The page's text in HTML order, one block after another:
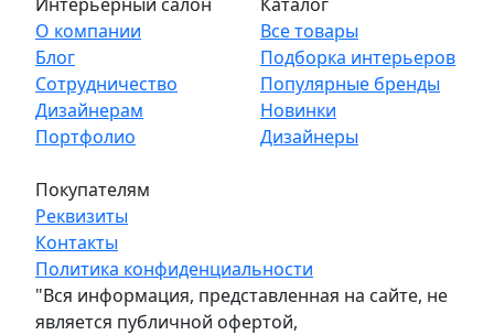
О компании
Блог
Сотрудничество
Дизайнерам
Портфолио
Все товары
Подборка интерьеров
Популярные бренды
Новинки
Дизайнеры
Покупателям
Реквизиты
Контакты
Политика конфиденциальности
"Вся информация, представленная на сайте, не
является публичной офертой,